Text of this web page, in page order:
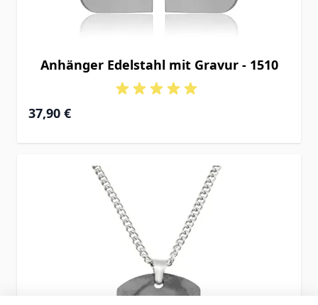
Anhänger Edelstahl mit Gravur - 1510
37,90 €